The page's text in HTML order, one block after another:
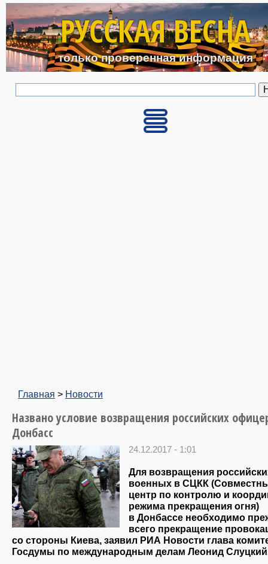
Перейти к основному
РУССКАЯ ВЕСНА
только проверенная информация
Главная > Новости
Названо условие возвращения российских
Донбасс
24.12.2017 - 1:01
Для возвращения
военных в СЦКК
центр по контролю и
режима прекращения огня)
в Донбассе необходимо
всего прекращение
со стороны Киева, заявил РИА Новости глава
Госдумы по международным делам Леонид